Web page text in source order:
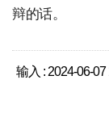
辩的话。
输入 : 2024-06-